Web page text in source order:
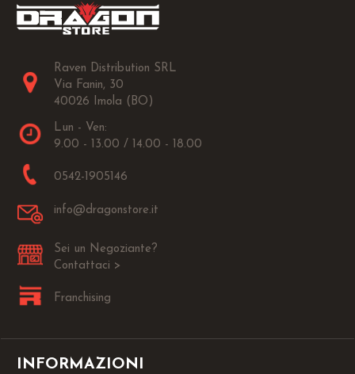
Raven Distribution SRL
Via Fanin, 30
40026 Imola (BO)
Lun - Ven:
9.00 - 13.00 / 14.00 - 18.00
0542-1905146
info@dragonstore.it
Sei un Negoziante?
Contattaci >
Franchising
INFORMAZIONI